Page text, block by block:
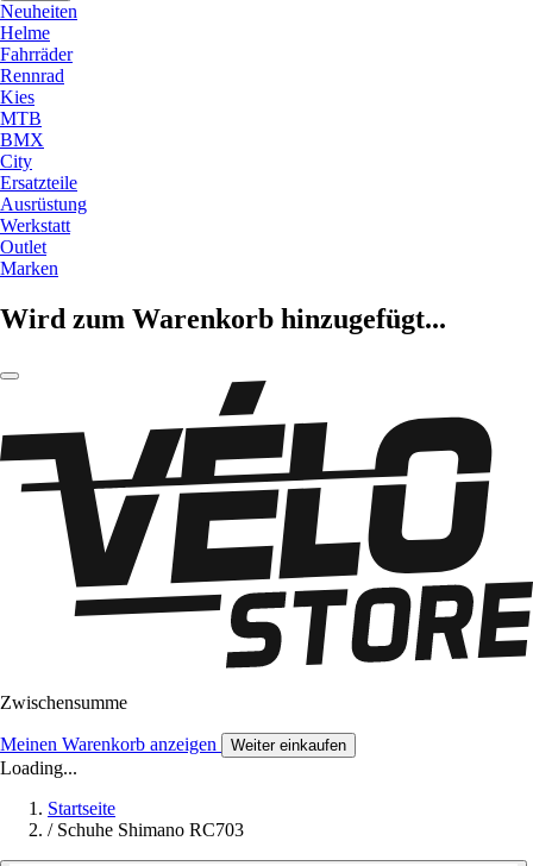
Neuheiten
Helme
Fahrräder
Rennrad
Kies
MTB
BMX
City
Ersatzteile
Ausrüstung
Werkstatt
Outlet
Marken
Wird zum Warenkorb hinzugefügt...
Zwischensumme
Meinen Warenkorb anzeigen Weiter einkaufen
Loading...
Startseite
/ Schuhe Shimano RC703